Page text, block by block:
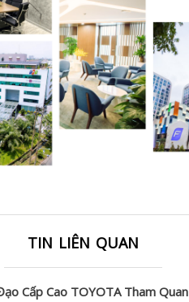
TIN LIÊN QUAN
Cấp Cao TOYOTA Tham Quan